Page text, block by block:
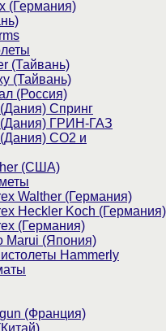
(Германия)
(Тайвань)
(Тайвань)
(Россия)
Спринг
(Дания) ГРИН-ГАЗ
CO2 и
(США)
Walther (Германия)
Heckler Koch (Германия)
(Германия)
Marui (Япония)
Hammerly
(Франция)